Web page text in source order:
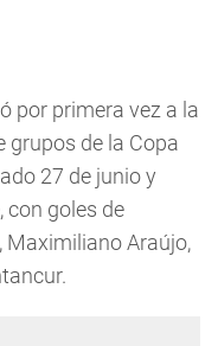
por primera vez a la
grupos de la Copa
27 de junio y
con goles de
Maximiliano Araújo,